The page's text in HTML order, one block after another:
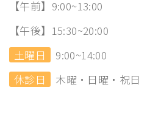
【午前】9:00~13:00
【午後】15:30~20:00
土曜日
9:00~14:00
休診日
木曜・日曜・祝日